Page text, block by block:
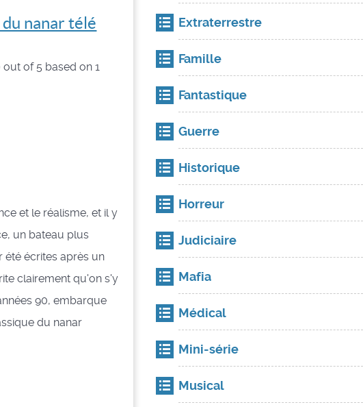
nanar télé
out of 5 based on1
et le réalisme, et il y
un bateau plus
été écrites après un
clairement qu'on s'y
90, embarque
du nanar
Extraterrestre
Famille
Fantastique
Guerre
Historique
Horreur
Judiciaire
Mafia
Médical
Mini-série
Musical